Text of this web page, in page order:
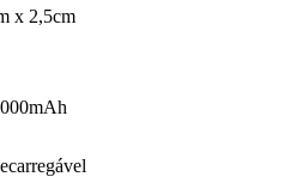
x 2,5cm